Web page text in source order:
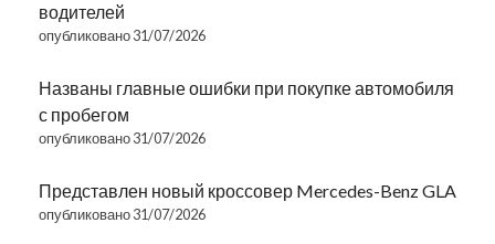
водителей
опубликовано 31/07/2026
Названы главные ошибки при покупке автомобиля
с пробегом
опубликовано 31/07/2026
Представлен новый кроссовер Mercedes-Benz GLA
опубликовано 31/07/2026